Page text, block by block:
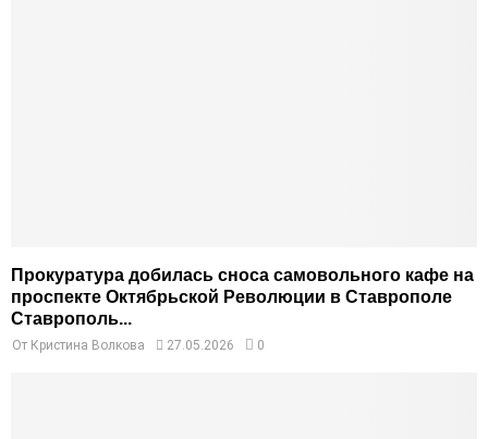
Прокуратура добилась сноса самовольного кафе на
проспекте Октябрьской Революции в Ставрополе
Ставрополь...
От Кристина Волкова 27.05.2026 0